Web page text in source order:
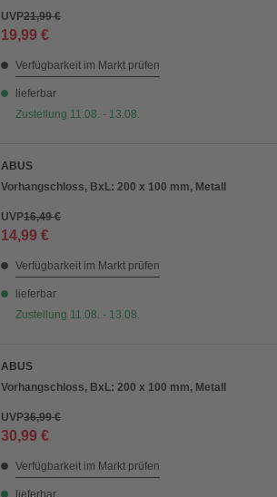
UVP21,99 €
19,99 €
Verfügbarkeit im Markt prüfen
lieferbar
Zustellung 11.08. - 13.08.
ABUS
Vorhangschloss, BxL: 200 x 100 mm, Metall
UVP16,49 €
14,99 €
Verfügbarkeit im Markt prüfen
lieferbar
Zustellung 11.08. - 13.08.
ABUS
Vorhangschloss, BxL: 200 x 100 mm, Metall
UVP36,99 €
30,99 €
Verfügbarkeit im Markt prüfen
lieferbar